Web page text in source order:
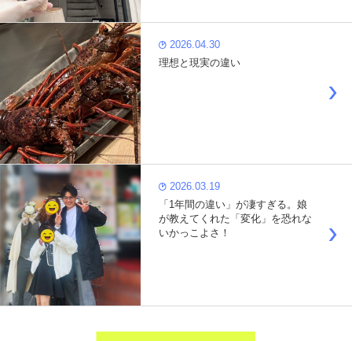
2026.04.30
理想と現実の違い
2026.03.19
「1年間の違い」が凄すぎる。娘
が教えてくれた「変化」を恐れな
いかっこよさ！